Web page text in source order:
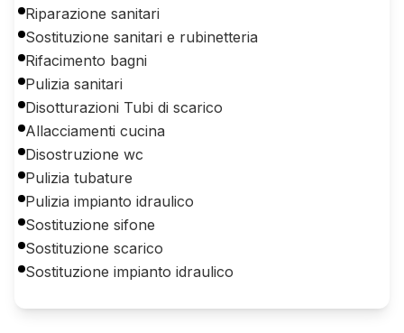
Riparazione sanitari
Sostituzione sanitari e rubinetteria
Rifacimento bagni
Pulizia sanitari
Disotturazioni Tubi di scarico
Allacciamenti cucina
Disostruzione wc
Pulizia tubature
Pulizia impianto idraulico
Sostituzione sifone
Sostituzione scarico
Sostituzione impianto idraulico